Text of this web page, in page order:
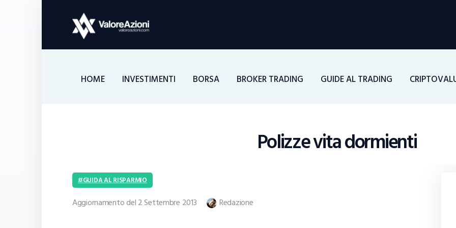
HOME INVESTIMENTI BORSA BROKER TRADING GUIDE AL TRADING
Polizze vita dormienti
Home
Investimenti
BROKER TRADING
Criptovalute
GUIDA AL RISPARMIO
Aggiornamento del 2 Settembre 2013 Redazione